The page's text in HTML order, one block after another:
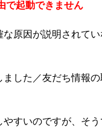
で起動できません
な原因が説明されて
した／友だち情報の
すいのですが、そ